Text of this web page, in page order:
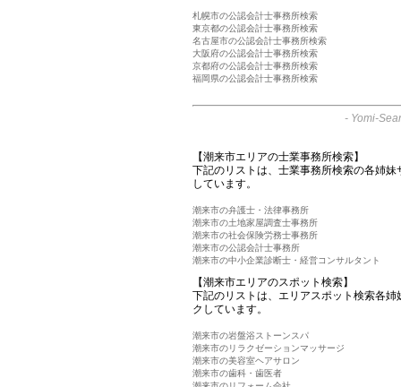
札幌市の公認会計士事務所検索
東京都の公認会計士事務所検索
名古屋市の公認会計士事務所検索
大阪府の公認会計士事務所検索
京都府の公認会計士事務所検索
福岡県の公認会計士事務所検索
- Yomi-
【潮来市エリアの士業事務所検索】
下記のリストは、士業事務所検索の各姉
しています。
潮来市の弁護士・法律事務所
潮来市の土地家屋調査士事務所
潮来市の社会保険労務士事務所
潮来市の公認会計士事務所
潮来市の中小企業診断士・経営コンサルタント
【潮来市エリアのスポット検索】
下記のリストは、エリアスポット検索各
クしています。
潮来市の岩盤浴ストーンスパ
潮来市のリラクゼーションマッサージ
潮来市の美容室ヘアサロン
潮来市の歯科・歯医者